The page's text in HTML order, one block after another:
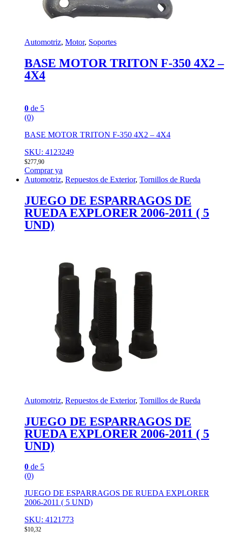
Automotriz, Motor, Soportes
BASE MOTOR TRITON F-350 4X2 –
4X4
0 de 5
(0)
BASE MOTOR TRITON F-350 4X2 – 4X4
SKU: 4123249
$277,90
Comprar ya
Automotriz, Repuestos de Exterior, Tornillos de Rueda
JUEGO DE ESPARRAGOS DE
RUEDA EXPLORER 2006-2011 ( 5
UND)
Automotriz, Repuestos de Exterior, Tornillos de Rueda
JUEGO DE ESPARRAGOS DE
RUEDA EXPLORER 2006-2011 ( 5
UND)
0 de 5
(0)
JUEGO DE ESPARRAGOS DE RUEDA EXPLORER
2006-2011 ( 5 UND)
SKU: 4121773
$10,32